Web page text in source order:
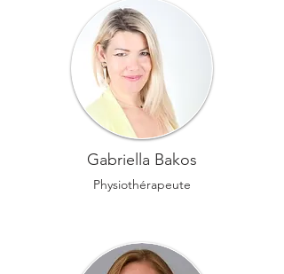
Gabriella Bakos
Physiothérapeute